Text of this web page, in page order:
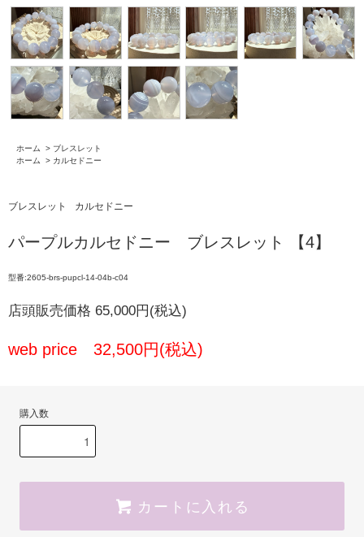
ホーム > ブレスレット
ホーム
> カルセドニー
ブレスレット カルセドニー
パープルカルセドニー ブレスレット 【4】
型番:2605-brs-pupcl-14-04b-c04
店頭販売価格 65,000円(税込)
web price 32,500円(税込)
購入数
カートに入れる